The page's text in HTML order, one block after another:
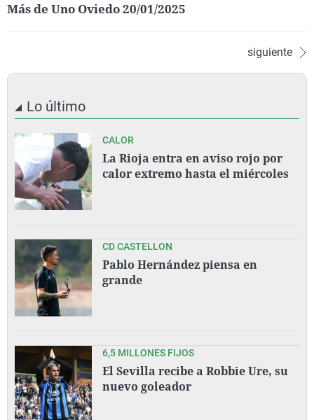
Más de Uno Oviedo 20/01/2025
siguiente
Lo último
CALOR
La Rioja entra en aviso rojo por
calor extremo hasta el miércoles
CD CASTELLON
Pablo Hernández piensa en
grande
6,5 MILLONES FIJOS
El Sevilla recibe a Robbie Ure, su
nuevo goleador